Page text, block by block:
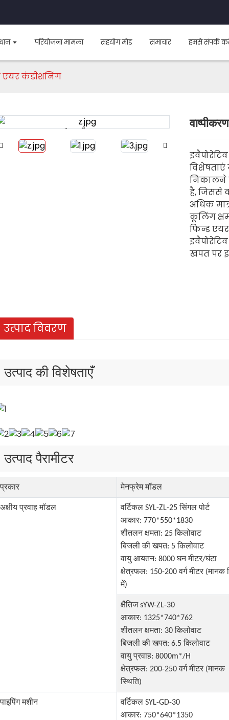
परियोजना मामला सहयोग मोड समाचार हमसे संपर्क
एयर कंडीशनिंग
Loading...
Loading...
विशेषताएं
निकालने
है, जिससे
अधिक
कूलिंग
फिन्ड
खपत पर
उत्पाद विवरण
उत्पाद की विशेषताएँ
उत्पाद पैरामीटर
प्रकार मेनफ्रेम मॉडल
अक्षीय प्रवाह मॉडल
वर्टिकल SYL-ZL-25 सिंगल पोर्ट
आकार: 770*550*1830
शीतलन क्षमता: 25 किलोवाट
बिजली की खपत: 5 किलोवाट
वायु आयतन: 8000 घन मीटर/घंटा
क्षेत्रफल: 150-200 वर्ग मीटर (मानक
में)
क्षैतिज sYW-ZL-30
आकार: 1325*740*762
शीतलन क्षमता: 30 किलोवाट
बिजली की खपत: 6.5 किलोवाट
वायु प्रवाह: 8000m*/H
क्षेत्रफल: 200-250 वर्ग मीटर (मानक
स्थिति)
पाइपिंग मशीन
वर्टिकल SYL-GD-30
आकार: 750*640*1350